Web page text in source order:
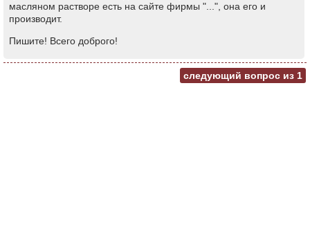
масляном растворе есть на сайте фирмы "...", она его и
производит.
Пишите! Всего доброго!
следующий вопрос из 1